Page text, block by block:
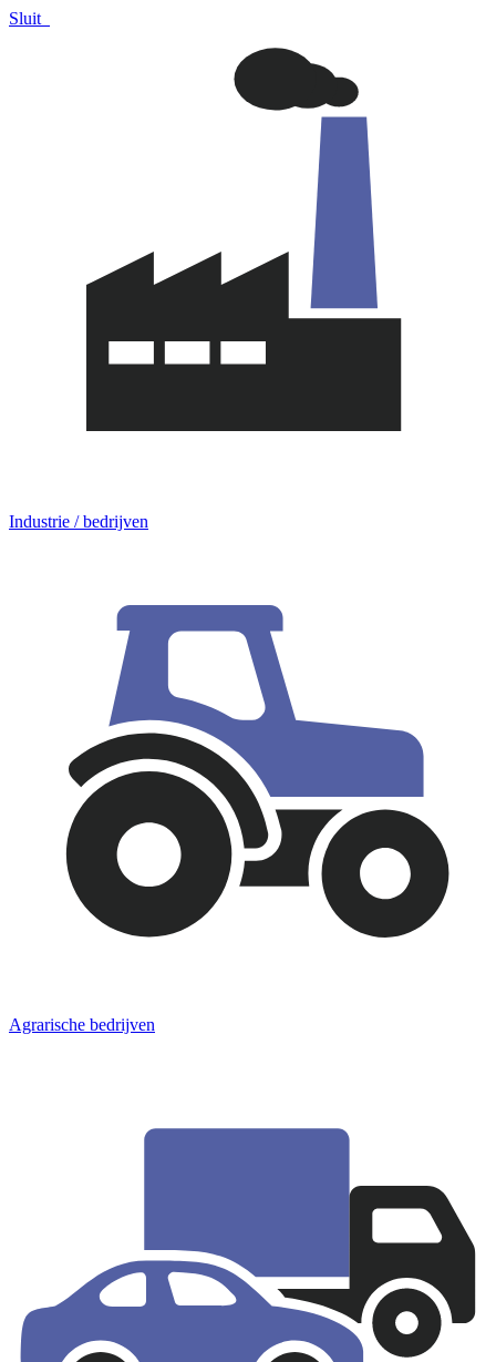
Sluit
Industrie / bedrijven
Agrarische bedrijven